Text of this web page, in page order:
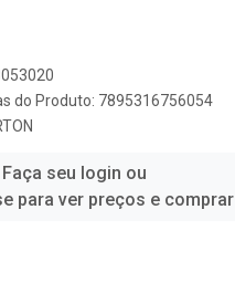
do Produto: 7895316756054
Faça seu login ou
para ver preços e comprar